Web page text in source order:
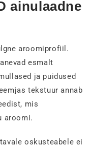
ainulaadne
aroomiprofiil.
esmalt
ja puidused
tekstuur annab
mis
aroomi.
oskusteabele ei